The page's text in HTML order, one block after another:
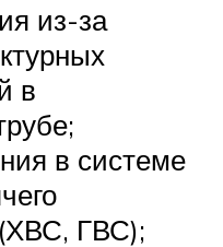
из-за
в
в системе
ГВС);